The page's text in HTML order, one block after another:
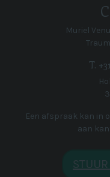
Muriel
T.
Een afspraak kan in
aan